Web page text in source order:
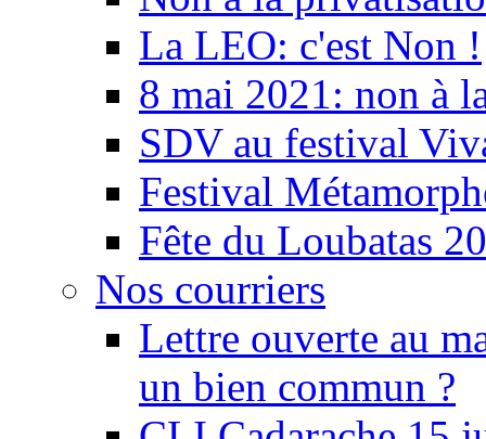
La LEO: c'est Non !
8 mai 2021: non à
SDV au festival
Festival
Fête du Loubatas
Nos courriers
Lettre ouverte au
un bien commun ?